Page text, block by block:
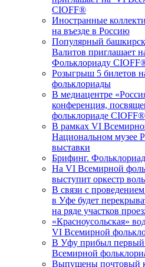
CIOFF®️
Иностранные
на въезде в Россию
Популярный
Валитов приглашает
Фольклориаду
Розыгрыш 5 билетов
фольклориады
В медиацентре
конференция,
фольклориаде CIOFF®️
В рамках VI
Национальном музее
выставки
Брифинг.
На VI Всемирной
выступит оркестр
В связи с
в Уфе будет
на ряде участков
«Красноусольская»
VI Всемирной
В Уфу прибыл первый
Всемирной
Выпущены почтовый